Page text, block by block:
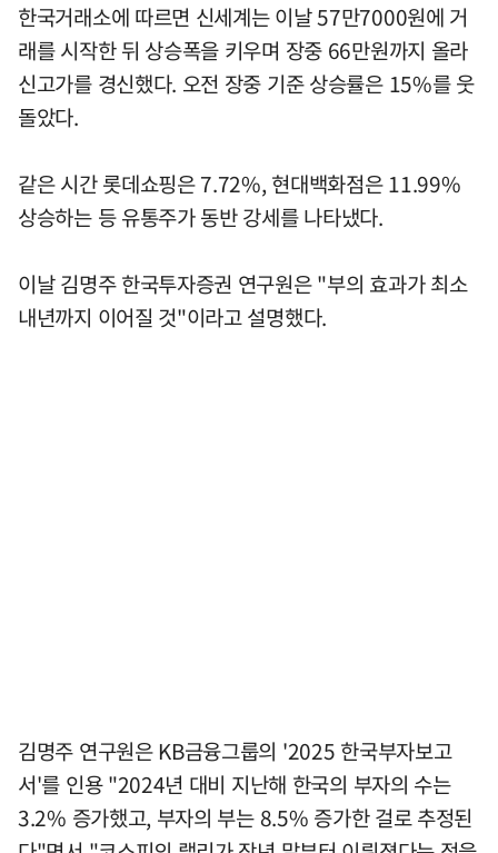
한국거래소에 따르면 신세계는 이날 57만7000원에 거
래를 시작한 뒤 상승폭을 키우며 장중 66만원까지 올라
신고가를 경신했다. 오전 장중 기준 상승률은 15%를 웃
돌았다.
같은 시간 롯데쇼핑은 7.72%, 현대백화점은 11.99%
상승하는 등 유통주가 동반 강세를 나타냈다.
이날 김명주 한국투자증권 연구원은 "부의 효과가 최소
내년까지 이어질 것"이라고 설명했다.
김명주 연구원은 KB금융그룹의 '2025 한국부자보고
서'를 인용 "2024년 대비 지난해 한국의 부자의 수는
3.2% 증가했고, 부자의 부는 8.5% 증가한 걸로 추정된